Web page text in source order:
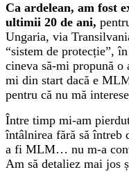
Ca ardelean, am fost
ultimii 20 de ani,
Ungaria, via
“sistem de protecție”,
cineva să-mi propună o
mi din start dacă e
pentru că nu mă
Între timp mi-am
întâlnirea fără să întreb
a fi MLM… nu m-a
Am să detaliez mai jos